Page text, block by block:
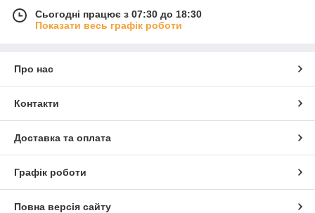
Сьогодні працює з 07:30 до 18:30
Показати весь графік роботи
Про нас
Контакти
Доставка та оплата
Графік роботи
Повна версія сайту